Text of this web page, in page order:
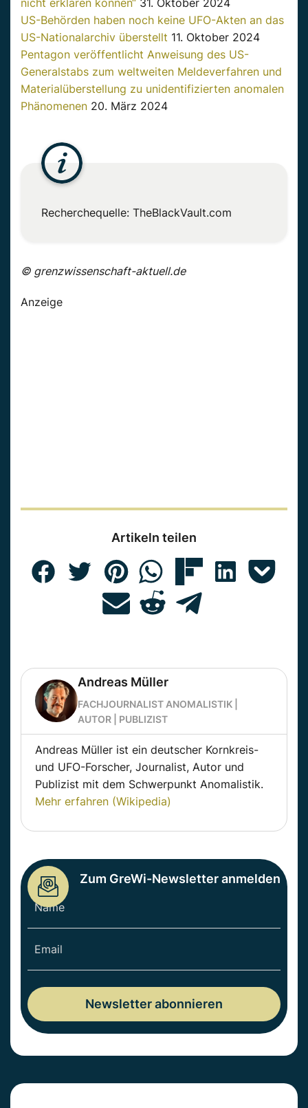
US-Behörden haben noch keine UFO-Akten an das
US-Nationalarchiv überstellt 11. Oktober 2024
Pentagon veröffentlicht Anweisung des US-
Generalstabs zum weltweiten Meldeverfahren und
Materialüberstellung zu unidentifizierten anomalen
Phänomenen 20. März 2024
Recherchequelle: TheBlackVault.com
© grenzwissenschaft-aktuell.de
Anzeige
Artikeln teilen
Andreas Müller
FACHJOURNALIST ANOMALISTIK |
AUTOR | PUBLIZIST
Andreas Müller ist ein deutscher Kornkreis-
und UFO-Forscher, Journalist, Autor und
Publizist mit dem Schwerpunkt Anomalistik.
Mehr erfahren (Wikipedia)
Zum GreWi-Newsletter anmelden